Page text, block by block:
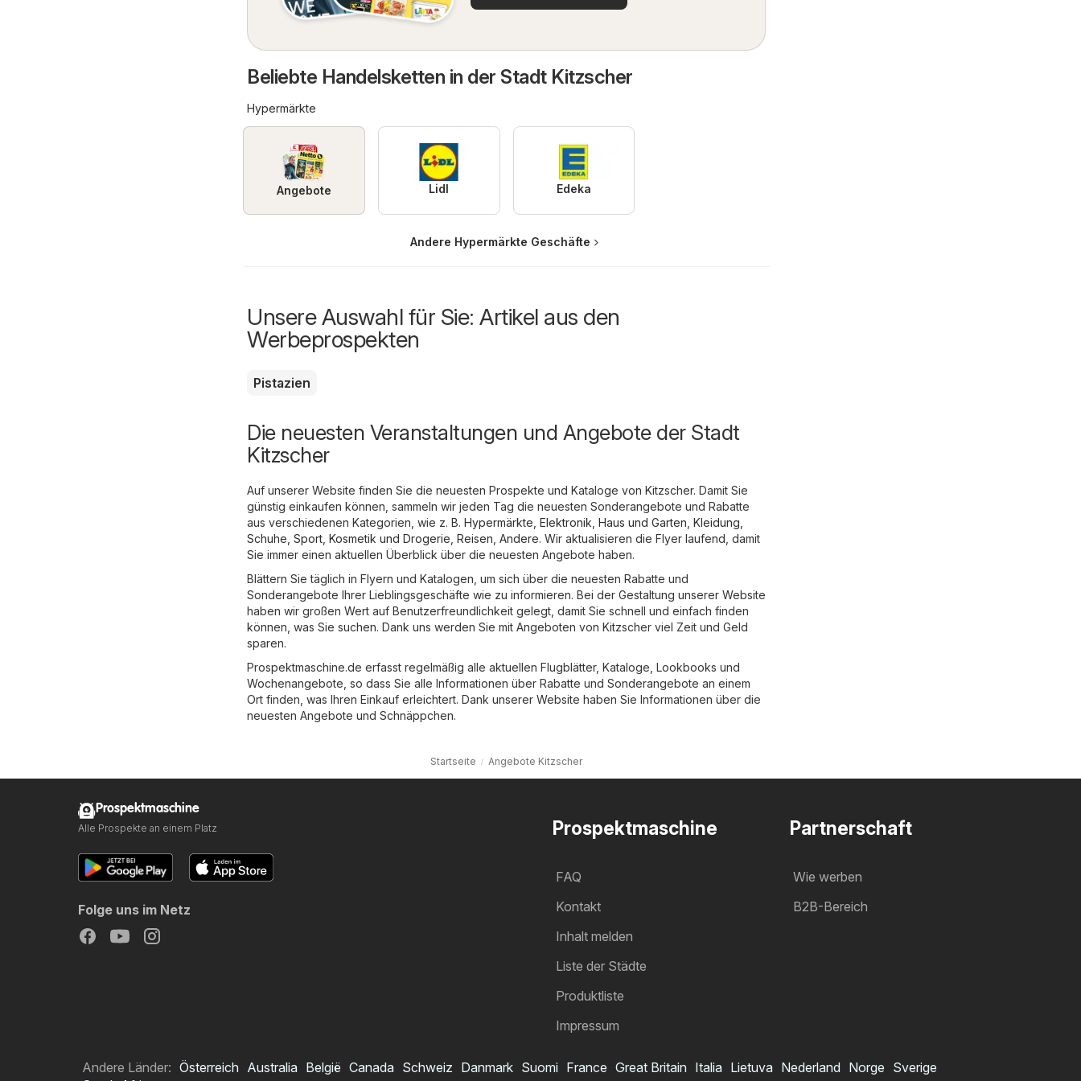
Beliebte Handelsketten in der Stadt Kitzscher
Hypermärkte
Angebote Lidl Edeka
Andere Hypermärkte Geschäfte
Unsere Auswahl für Sie: Artikel aus den
Werbeprospekten
Pistazien
Die neuesten Veranstaltungen und Angebote der Stadt
Kitzscher
Auf unserer Website finden Sie die neuesten Prospekte und Kataloge von Kitzscher. Damit Sie
günstig einkaufen können, sammeln wir jeden Tag die neuesten Sonderangebote und Rabatte
aus verschiedenen Kategorien, wie z. B. Hypermärkte Elektronik Haus und Garten Kleidung,
Schuhe, Sport Kosmetik und Drogerie Reisen Andere. Wir aktualisieren die Flyer laufend, damit
Sie immer einen aktuellen Überblick über die neuesten Angebote haben.
Blättern Sie täglich in Flyern und Katalogen, um sich über die neuesten Rabatte und
Sonderangebote Ihrer Lieblingsgeschäfte wie zu informieren. Bei der Gestaltung unserer Website
haben wir großen Wert auf Benutzerfreundlichkeit gelegt, damit Sie schnell und einfach finden
können, was Sie suchen. Dank uns werden Sie mit Angeboten von Kitzscher viel Zeit und Geld
sparen.
Prospektmaschine.de erfasst regelmäßig alle aktuellen Flugblätter, Kataloge, Lookbooks und
Wochenangebote, so dass Sie alle Informationen über Rabatte und Sonderangebote an einem
Ort finden, was Ihren Einkauf erleichtert. Dank unserer Website haben Sie Informationen über die
neuesten Angebote und Schnäppchen.
Startseite Angebote Kitzscher
Prospektmaschine
FAQ
Kontakt
Inhalt melden
Liste der Städte
Produktliste
Impressum
Partnerschaft
Wie werben
B2B-Bereich
Prospektmaschine
Alle Prospekte an einem Platz
Folge uns im Netz
Andere Länder: Österreich Australia België Canada Schweiz Danmark Suomi France Great Britain Italia Lietuva Nederland Norge Sverige